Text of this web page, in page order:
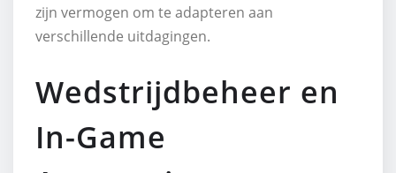
zijn vermogen om te adapteren aan
verschillende uitdagingen.
Wedstrijdbeheer en
In-Game